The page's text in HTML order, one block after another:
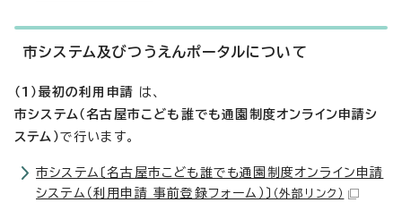
市システム及びつうえんポータルについて
（1）最初の利用申請 は、
市システム（名古屋市こども誰でも通園制度オンライン申請シ
ステム）で行います。
市システム〔名古屋市こども誰でも通園制度オンライン申請
システム（利用申請 事前登録フォーム）〕 （外部リンク）